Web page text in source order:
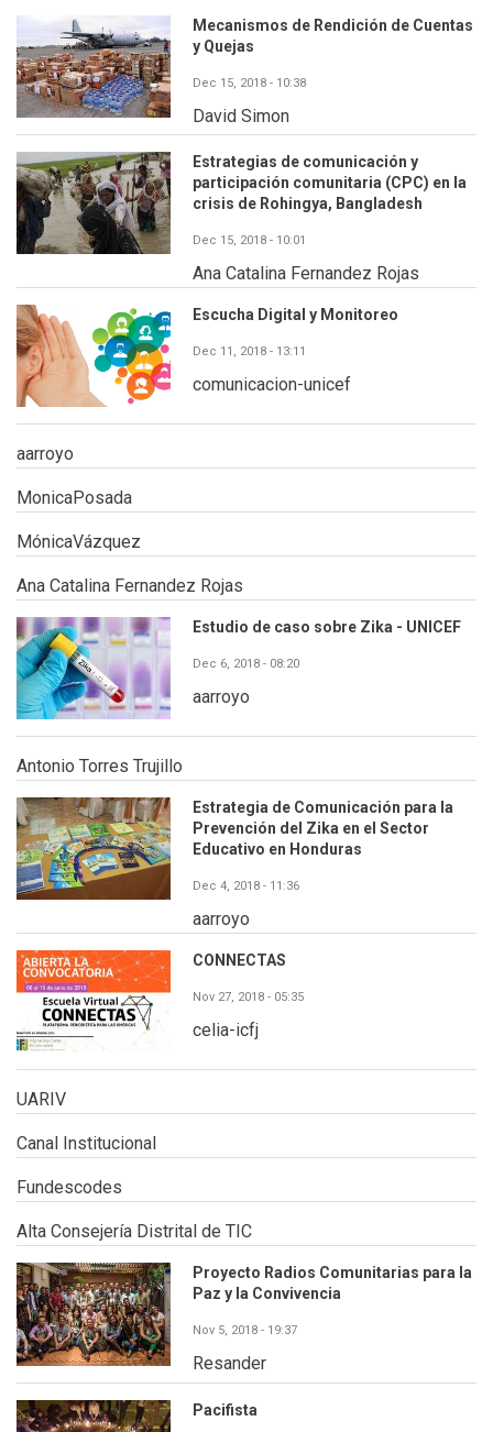
Mecanismos de Rendición de Cuentas
y Quejas
Dec 15, 2018 - 10:38
David Simon
Estrategias de comunicación y
participación comunitaria (CPC) en la
crisis de Rohingya, Bangladesh
Dec 15, 2018 - 10:01
Ana Catalina Fernandez Rojas
Escucha Digital y Monitoreo
Dec 11, 2018 - 13:11
comunicacion-unicef
aarroyo
MonicaPosada
MónicaVázquez
Ana Catalina Fernandez Rojas
Estudio de caso sobre Zika - UNICEF
Dec 6, 2018 - 08:20
aarroyo
Antonio Torres Trujillo
Estrategia de Comunicación para la
Prevención del Zika en el Sector
Educativo en Honduras
Dec 4, 2018 - 11:36
aarroyo
CONNECTAS
Nov 27, 2018 - 05:35
celia-icfj
UARIV
Canal Institucional
Fundescodes
Alta Consejería Distrital de TIC
Proyecto Radios Comunitarias para la
Paz y la Convivencia
Nov 5, 2018 - 19:37
Resander
Pacifista